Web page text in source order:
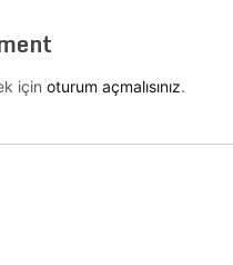
için oturum açmalısınız.